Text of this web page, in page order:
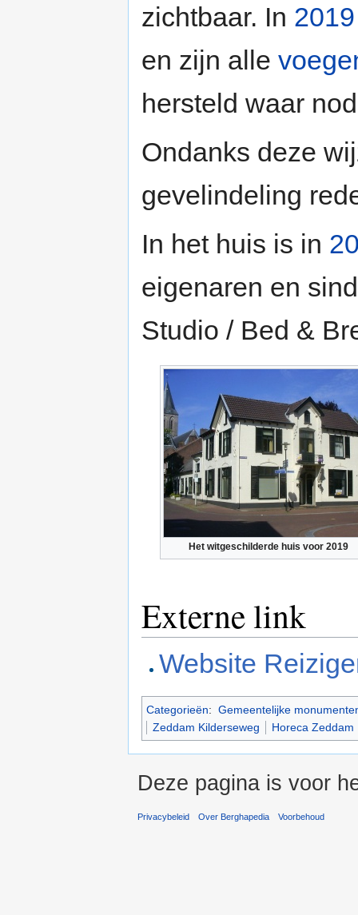
zichtbaar. In 2019
en zijn alle
hersteld waar
Ondanks deze
gevelindeling
In het huis is in
eigenaren en
Studio / Bed &
Het witgeschilderde huis voor 2019
Externe link
Website
Categorieën: Gemeentelijke
Zeddam Kilderseweg
Horeca Zeddam
Deze pagina is voor
Privacybeleid Over Berghapedia Voorbehoud